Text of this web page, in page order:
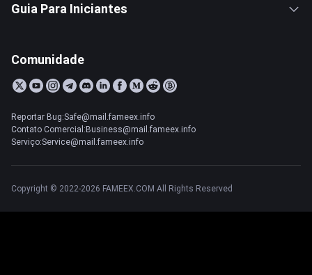
Guia Para Iniciantes
Comunidade
Reportar Bug:Safe@mail.fameex.info
Contato Comercial:Business@mail.fameex.info
Serviço:Service@mail.fameex.info
Copyright © 2022-2026 FAMEEX.COM All Rights Reserved